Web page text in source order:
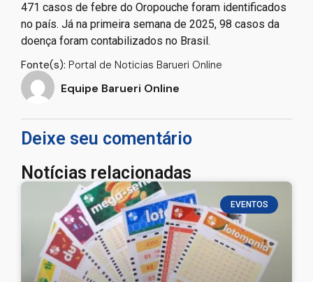
471 casos de febre do Oropouche foram identificados
no país. Já na primeira semana de 2025, 98 casos da
doença foram contabilizados no Brasil.
Fonte(s): Portal de Noticias Barueri Online
Equipe Barueri Online
Deixe seu comentário
Notícias relacionadas
EVENTOS